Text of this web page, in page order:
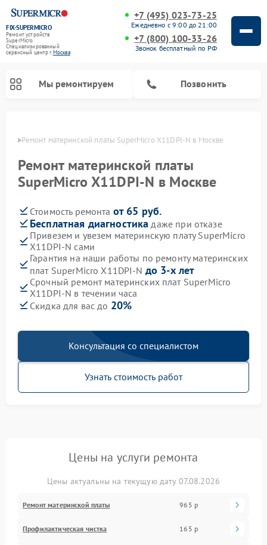
FIX-SUPERMICRO
Ремонт устройств
SuperMicro
Специализированный
cервисный центр г.Москва
+7 (495) 023-73-25
Ежедневно с 9:00 до 21:00
+7 (800) 100-33-26
Звонок бесплатный по РФ
Мы ремонтируем Позвонить
Ремонт материнской платы SuperMicro X11DPI-N в Москве
Ремонт материнской платы
SuperMicro X11DPI-N в Москве
Стоимость ремонта от 65 руб.
Бесплатная диагностика даже при отказе
Привезем и увезем материнскую плату SuperMicro
X11DPI-N сами
Гарантия на наши работы по ремонту материнских
плат SuperMicro X11DPI-N до 3-х лет
Срочный ремонт материнских плат SuperMicro
X11DPI-N в течении часа
Скидка для вас до 20%
Консультация со специалистом
Узнать стоимость работ
Цены на услуги ремонта
Цены актуальны на текущую дату 07.08.2026
Ремонт материнской платы 965 р
Профилактическая чистка 165 р